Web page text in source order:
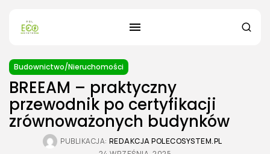
Budownictwo/Nieruchomości
BREEAM – praktyczny
przewodnik po certyfikacji
zrównoważonych budynków
PUBLIKACJA: REDAKCJA POLECOSYSTEM.PL